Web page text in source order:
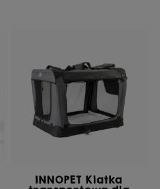
INNOPET Klatka